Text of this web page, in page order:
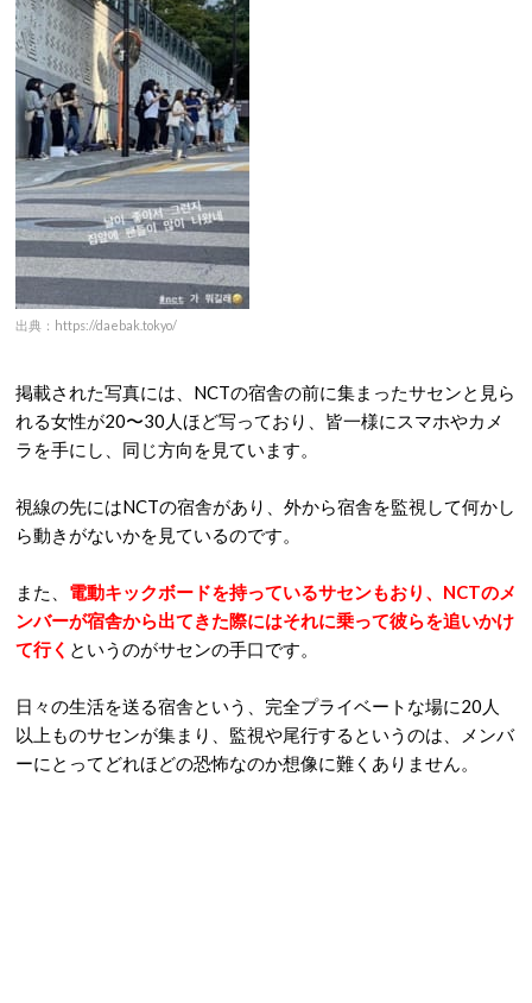
出典：https://daebak.tokyo/
掲載された写真には、NCTの宿舎の前に集まったサセンと見ら
れる女性が20〜30人ほど写っており、皆一様にスマホやカメ
ラを手にし、同じ方向を見ています。
視線の先にはNCTの宿舎があり、外から宿舎を監視して何かし
ら動きがないかを見ているのです。
また、 電動キックボードを持っているサセンもおり、NCTのメ
ンバーが宿舎から出てきた際にはそれに乗って彼らを追いかけ
て行く というのがサセンの手口です。
日々の生活を送る宿舎という、完全プライベートな場に20人
以上ものサセンが集まり、監視や尾行するというのは、メンバ
ーにとってどれほどの恐怖なのか想像に難くありません。